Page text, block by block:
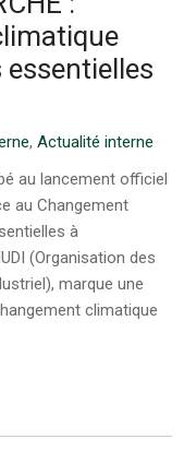
essentielles
,Actualité interne
au lancement officiel
au Changement
à
(Organisation des
marque une
climatique